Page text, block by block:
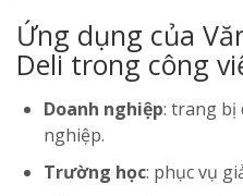
Ứng dụng của
Deli trong công
Doanh nghiệp: trang bị
nghiệp.
Trường học: phục vụ